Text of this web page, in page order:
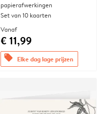
papierafwerkingen
Set van 10 kaarten
Vanaf
€ 11,99
offers Elke dag lage prijzen